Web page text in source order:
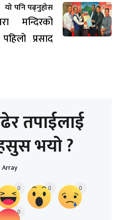
यो पनि पढ्नुहोस
मन्दिरको
प्रसाद
तपाईलाई
भयो ?
Array
0 0 0
0